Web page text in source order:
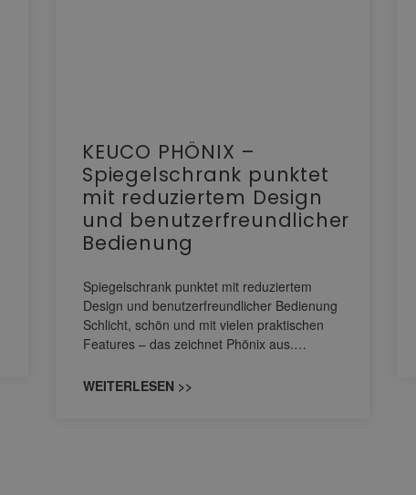
KEUCO PHÖNIX –
Spiegelschrank punktet
mit reduziertem Design
und benutzerfreundlicher
Bedienung
Spiegelschrank punktet mit reduziertem
Design und benutzerfreundlicher Bedienung
Schlicht, schön und mit vielen praktischen
Features – das zeichnet Phönix aus.…
WEITERLESEN >>